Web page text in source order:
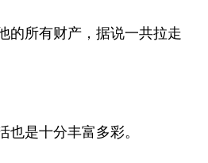
的所有财产，据说一共拉走
也是十分丰富多彩。